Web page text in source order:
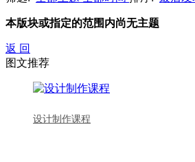
本版块或指定的范围内尚无主题
返 回
图文推荐
设计制作课程